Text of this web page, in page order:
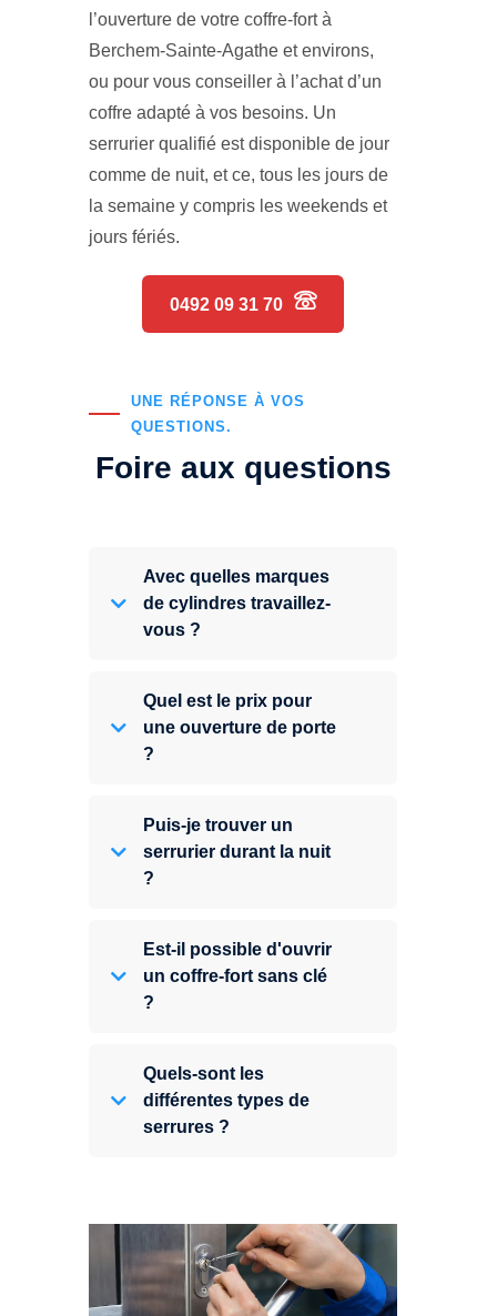
l’ouverture de votre coffre-fort à
Berchem-Sainte-Agathe et environs,
ou pour vous conseiller à l’achat d’un
coffre adapté à vos besoins. Un
serrurier qualifié est disponible de jour
comme de nuit, et ce, tous les jours de
la semaine y compris les weekends et
jours fériés.
0492 09 31 70
UNE RÉPONSE À VOS
QUESTIONS.
Foire aux questions
Avec quelles marques
de cylindres travaillez-
vous ?
Quel est le prix pour
une ouverture de porte
?
Puis-je trouver un
serrurier durant la nuit
?
Est-il possible d'ouvrir
un coffre-fort sans clé
?
Quels-sont les
différentes types de
serrures ?
Vous avez perdu vos clés ou la
porte s'est refermée derrière vous
? Un serrurier est disponible